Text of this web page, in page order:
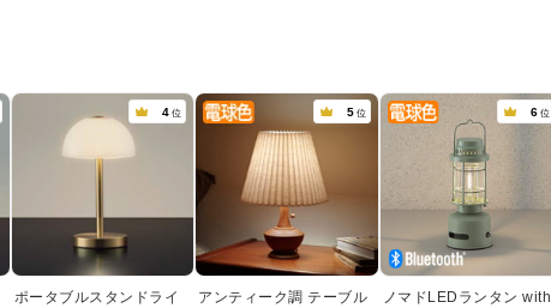
4 位
ポータブルスタンドライ
5 位
アンティーク調 テーブル
6 位
ノマドLEDランタン with